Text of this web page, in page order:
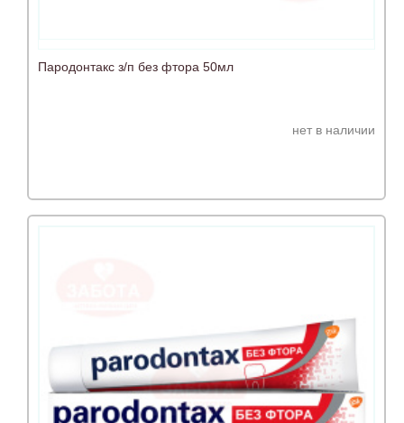
Пародонтакс з/п без фтора 50мл
нет в наличии